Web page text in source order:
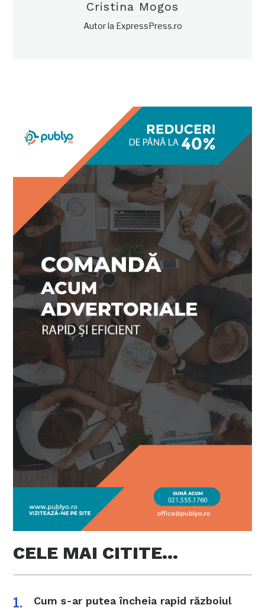
Cristina Mogos
Autor la ExpressPress.ro
CELE MAI CITITE…
Cum s-ar putea încheia rapid războiul